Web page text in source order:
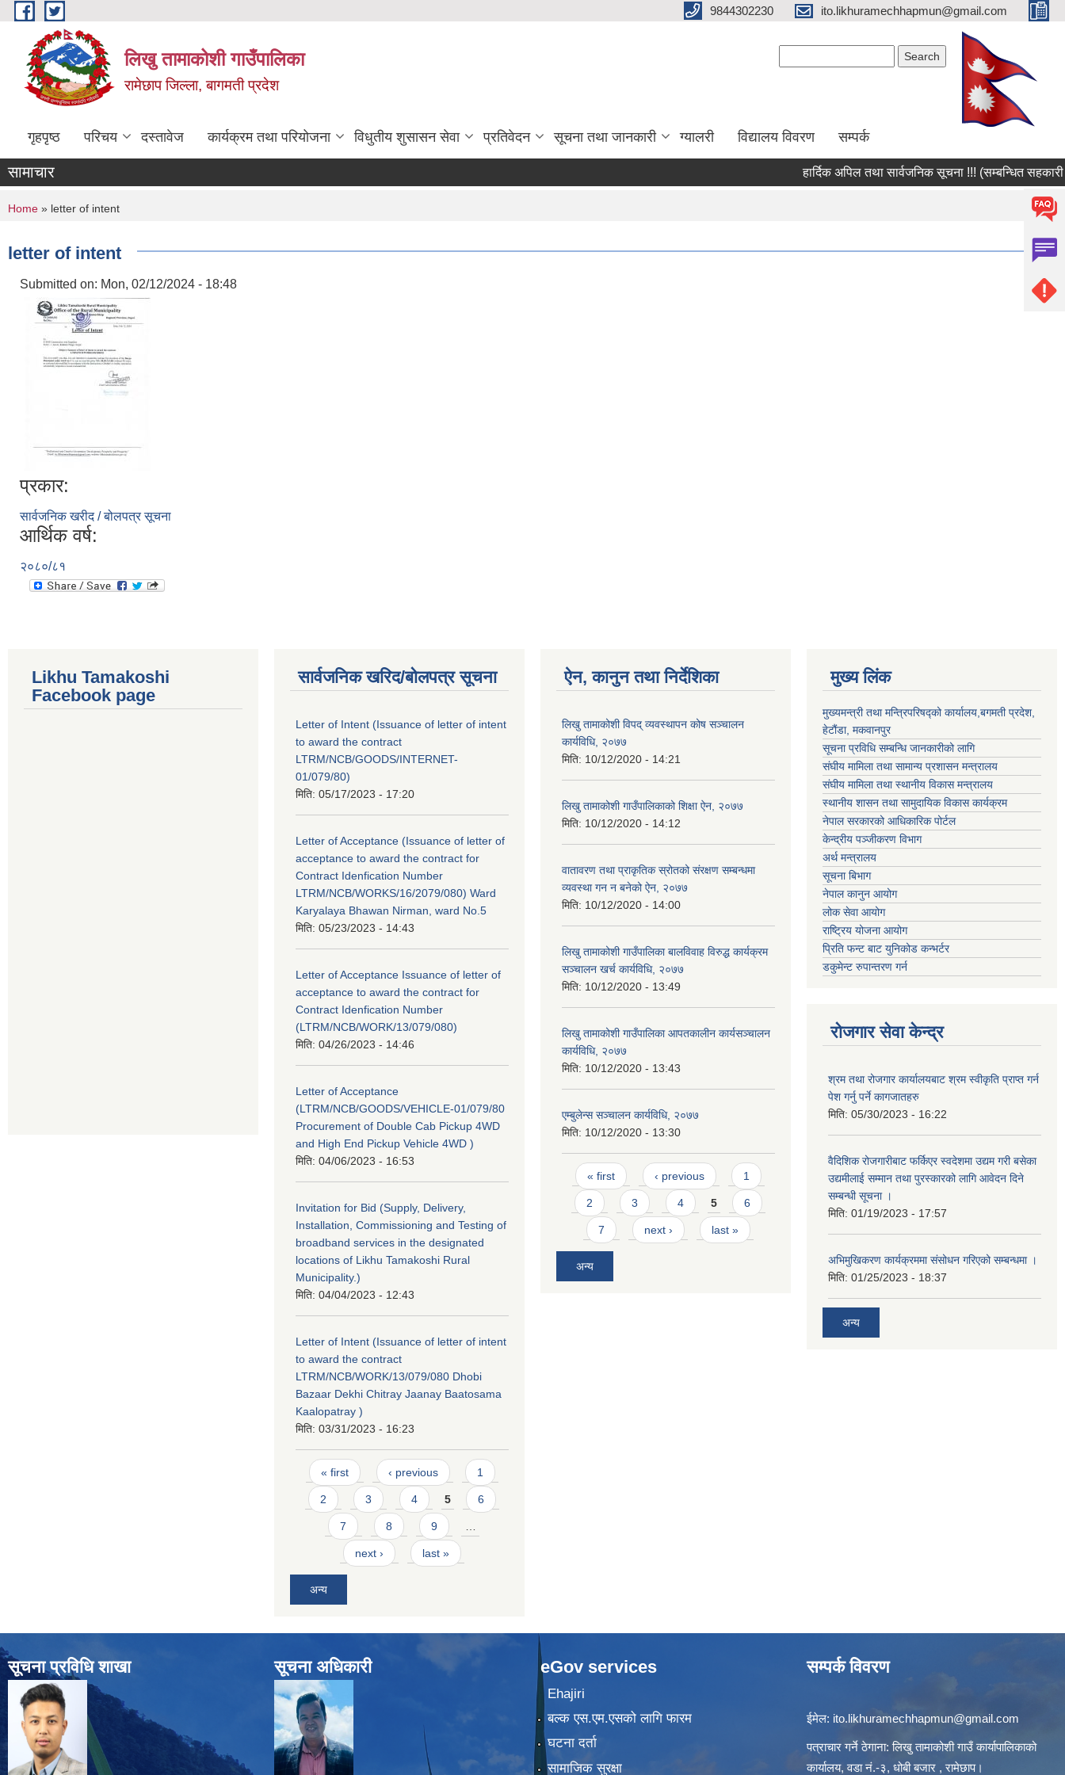
Skip to main content 9844302230 ito.likhuramechhapmun@gmail.com
लिखु तामाकोशी गाउँपालिका
रामेछाप जिल्ला, बागमती प्रदेश
गृहपृष्ठ परिचय दस्तावेज कार्यक्रम तथा परियोजना विधुतीय शुसासन सेवा प्रतिवेदन सूचना तथा जानकारी ग्यालरी विद्यालय विवरण सम्पर्क
सामाचार हार्दिक अपिल तथा सार्वजनिक सूचना !!! (सम्बन्धित सहकारी
You are here
Home » letter of intent
letter of intent
Submitted on: Mon, 02/12/2024 - 18:48
प्रकार:
सार्वजनिक खरीद / बोलपत्र सूचना
आर्थिक वर्ष:
२०८०/८१
Likhu Tamakoshi
Facebook page
सार्वजनिक खरिद/बोलपत्र सूचना
Letter of Intent (Issuance of letter of intent
to award the contract
LTRM/NCB/GOODS/INTERNET-
01/079/80)
मिति: 05/17/2023 - 17:20
Letter of Acceptance (Issuance of letter of
acceptance to award the contract for
Contract Idenfication Number
LTRM/NCB/WORKS/16/2079/080) Ward
Karyalaya Bhawan Nirman, ward No.5
मिति: 05/23/2023 - 14:43
Letter of Acceptance Issuance of letter of
acceptance to award the contract for
Contract Idenfication Number
(LTRM/NCB/WORK/13/079/080)
मिति: 04/26/2023 - 14:46
Letter of Acceptance
(LTRM/NCB/GOODS/VEHICLE-01/079/80
Procurement of Double Cab Pickup 4WD
and High End Pickup Vehicle 4WD )
मिति: 04/06/2023 - 16:53
Invitation for Bid (Supply, Delivery,
Installation, Commissioning and Testing of
broadband services in the designated
locations of Likhu Tamakoshi Rural
Municipality.)
मिति: 04/04/2023 - 12:43
Letter of Intent (Issuance of letter of intent
to award the contract
LTRM/NCB/WORK/13/079/080 Dhobi
Bazaar Dekhi Chitray Jaanay Baatosama
Kaalopatray )
मिति: 03/31/2023 - 16:23
Pages
« first ‹ previous 1
2 3 4 5 6
7 8 9
next › last »
अन्य
ऐन, कानुन तथा निर्देशिका
लिखु तामाकोशी विपद् व्यवस्थापन कोष सञ्चालन
कार्यविधि, २०७७
मिति: 10/12/2020 - 14:21
लिखु तामाकोशी गाउँपालिकाको शिक्षा ऐन, २०७७
मिति: 10/12/2020 - 14:12
वातावरण तथा प्राकृतिक स्रोतको संरक्षण सम्बन्धमा
व्यवस्था गन न बनेको ऐन, २०७७
मिति: 10/12/2020 - 14:00
लिखु तामाकोशी गाउँपालिका बालविवाह विरुद्ध कार्यक्रम
सञ्चालन खर्च कार्यविधि, २०७७
मिति: 10/12/2020 - 13:49
लिखु तामाकोशी गाउँपालिका आपतकालीन कार्यसञ्चालन
कार्यविधि, २०७७
मिति: 10/12/2020 - 13:43
एम्बुलेन्स सञ्चालन कार्यविधि, २०७७
मिति: 10/12/2020 - 13:30
Pages
« first ‹ previous 1
2 3 4 5 6
7 next › last »
अन्य
मुख्य लिंक
मुख्यमन्त्री तथा मन्त्रिपरिषद्को कार्यालय,बगमती प्रदेश,
हेटौंडा, मकवानपुर
सूचना प्रविधि सम्बन्धि जानकारीको लागि
संघीय मामिला तथा सामान्य प्रशासन मन्त्रालय
संघीय मामिला तथा स्थानीय विकास मन्त्रालय
स्थानीय शासन तथा सामुदायिक विकास कार्यक्रम
नेपाल सरकारको आधिकारिक पोर्टल
केन्द्रीय पञ्जीकरण विभाग
अर्थ मन्त्रालय
सूचना बिभाग
नेपाल कानुन आयोग
लोक सेवा आयोग
राष्ट्रिय योजना आयोग
प्रिति फन्ट बाट युनिकोड कन्भर्टर
डकुमेन्ट रुपान्तरण गर्न
रोजगार सेवा केन्द्र
श्रम तथा रोजगार कार्यालयबाट श्रम स्वीकृति प्राप्त गर्न
पेश गर्नु पर्ने कागजातहरु
मिति: 05/30/2023 - 16:22
वैदिशिक रोजगारीबाट फर्किएर स्वदेशमा उद्यम गरी बसेका
उद्यमीलाई सम्मान तथा पुरस्कारको लागि आवेदन दिने
सम्बन्धी सूचना ।
मिति: 01/19/2023 - 17:57
अभिमुखिकरण कार्यक्रममा संसोधन गरिएको सम्बन्धमा ।
मिति: 01/25/2023 - 18:37
अन्य
सूचना प्रविधि शाखा सूचना अधिकारी eGov services
Ehajiri
बल्क एस.एम.एसको लागि फारम
घटना दर्ता
सामाजिक सुरक्षा
सम्पर्क विवरण
ईमेल: ito.likhuramechhapmun@gmail.com
पत्राचार गर्ने ठेगाना: लिखु तामाकोशी गाउँ कार्यापालिकाको
कार्यालय, वडा नं.-३, धोबी बजार , रामेछाप।